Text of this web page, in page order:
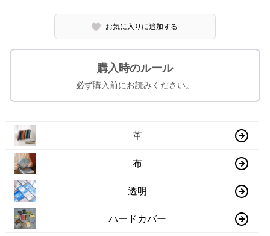
お気に入りに追加する
購入時のルール
必ず購入前にお読みください。
革
布
透明
ハードカバー